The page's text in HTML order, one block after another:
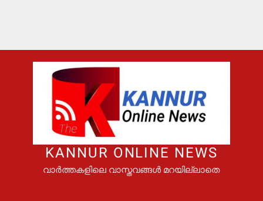
KANNUR ONLINE NEWS
വാർത്തകളിലെ വാസ്തവങ്ങൾ മറയില്ലാതെ